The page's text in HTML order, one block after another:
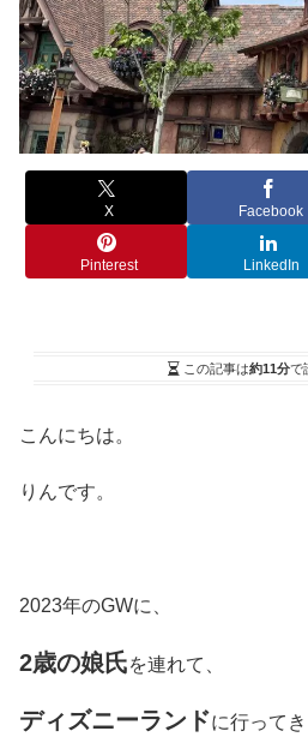
X Facebook
Pinterest LinkedIn
この記事は約11分で
こんにちは。
りんです。
2023年のGWに、
2歳の娘氏を連れて、
ディズニーランドに行ってき